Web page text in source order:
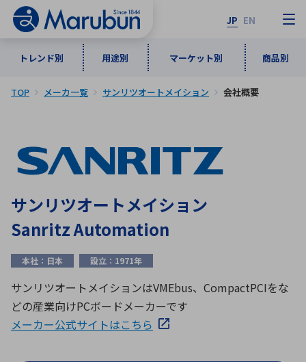
JP EN
トレンド別 用途別 マーケット別 商品別
トレンド別
インダストリアルDXソリューション
5G・Local 5G
ワイヤレス給電
ロボティクス（AI）
用途別
通信・ネットワーク
監視・セキュリティ
計測・検出
品質管理・検査
マーケット別
自動車 産業
民生
商品別
半導体・電子部品 ソフトウェア
ICTソリューション 組立・ロボティクス
メーカ一覧
50音順
な行
は行 ま行
ら行
わ行
アルファベット順
B
TOP メーカ一覧 サンリツオートメイション 会社概要
サンリツオートメイション
Sanritz Automation
本社：日本 設立：1971年
サンリツオートメイションはVMEbus、CompactPCIをな
どの産業向けPCボードメーカーです
メーカー公式サイトはこちら